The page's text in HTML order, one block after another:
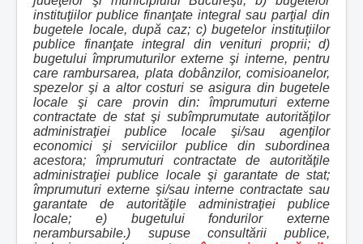
instituţiilor publice finanţate integral sau parţial din
bugetele locale, după caz; c) bugetelor instituţiilor
publice finanţate integral din venituri proprii; d)
bugetului împrumuturilor externe şi interne, pentru
care rambursarea, plata dobânzilor, comisioanelor,
spezelor şi a altor costuri se asigura din bugetele
locale şi care provin din: împrumuturi externe
contractate de stat şi subîmprumutate autorităţilor
administraţiei publice locale şi/sau agenţilor
economici şi serviciilor publice din subordinea
acestora; împrumuturi contractate de autorităţile
administraţiei publice locale şi garantate de stat;
împrumuturi externe şi/sau interne contractate sau
garantate de autorităţile administraţiei publice
locale; e) bugetului fondurilor externe
nerambursabile.) supuse consultării publice,